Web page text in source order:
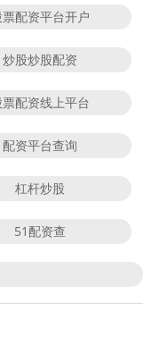
票配资平台开户
炒股炒股配资
票配资线上平台
配资平台查询
杠杆炒股
51配资查